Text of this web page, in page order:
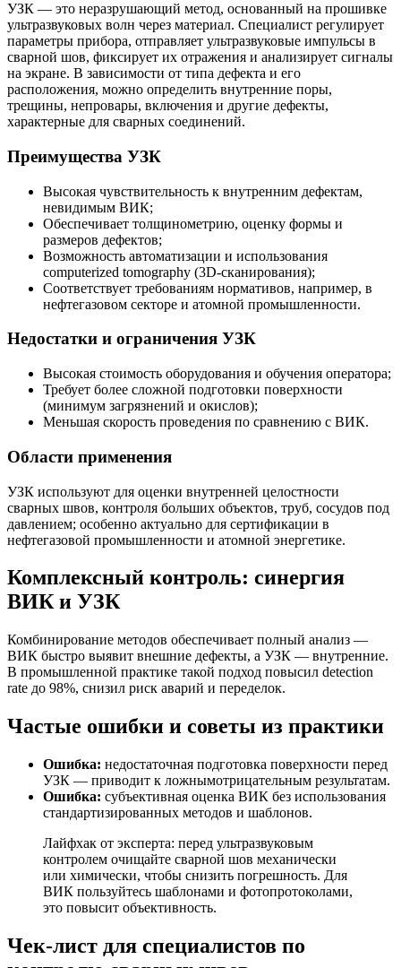
УЗК — это неразрушающий метод, основанный на прошивке
ультразвуковых волн через материал. Специалист регулирует
параметры прибора, отправляет ультразвуковые импульсы в
сварной шов, фиксирует их отражения и анализирует сигналы
на экране. В зависимости от типа дефекта и его
расположения, можно определить внутренние поры,
трещины, непровары, включения и другие дефекты,
характерные для сварных соединений.
Преимущества УЗК
Высокая чувствительность к внутренним дефектам,
невидимым ВИК;
Обеспечивает толщинометрию, оценку формы и
размеров дефектов;
Возможность автоматизации и использования
computerized tomography (3D-сканирования);
Соответствует требованиям нормативов, например, в
нефтегазовом секторе и атомной промышленности.
Недостатки и ограничения УЗК
Высокая стоимость оборудования и обучения оператора;
Требует более сложной подготовки поверхности
(минимум загрязнений и окислов);
Меньшая скорость проведения по сравнению с ВИК.
Области применения
УЗК используют для оценки внутренней целостности
сварных швов, контроля больших объектов, труб, сосудов под
давлением; особенно актуально для сертификации в
нефтегазовой промышленности и атомной энергетике.
Комплексный контроль: синергия
ВИК и УЗК
Комбинирование методов обеспечивает полный анализ —
ВИК быстро выявит внешние дефекты, а УЗК — внутренние.
В промышленной практике такой подход повысил detection
rate до 98%, снизил риск аварий и переделок.
Частые ошибки и советы из практики
Ошибка: недостаточная подготовка поверхности перед
УЗК — приводит к ложнымотрицательным результатам.
Ошибка: субъективная оценка ВИК без использования
стандартизированных методов и шаблонов.
Лайфхак от эксперта: перед ультразвуковым
контролем очищайте сварной шов механически
или химически, чтобы снизить погрешность. Для
ВИК пользуйтесь шаблонами и фотопротоколами,
это повысит объективность.
Чек-лист для специалистов по